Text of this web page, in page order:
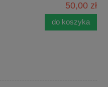
50,00 zł
do koszyka